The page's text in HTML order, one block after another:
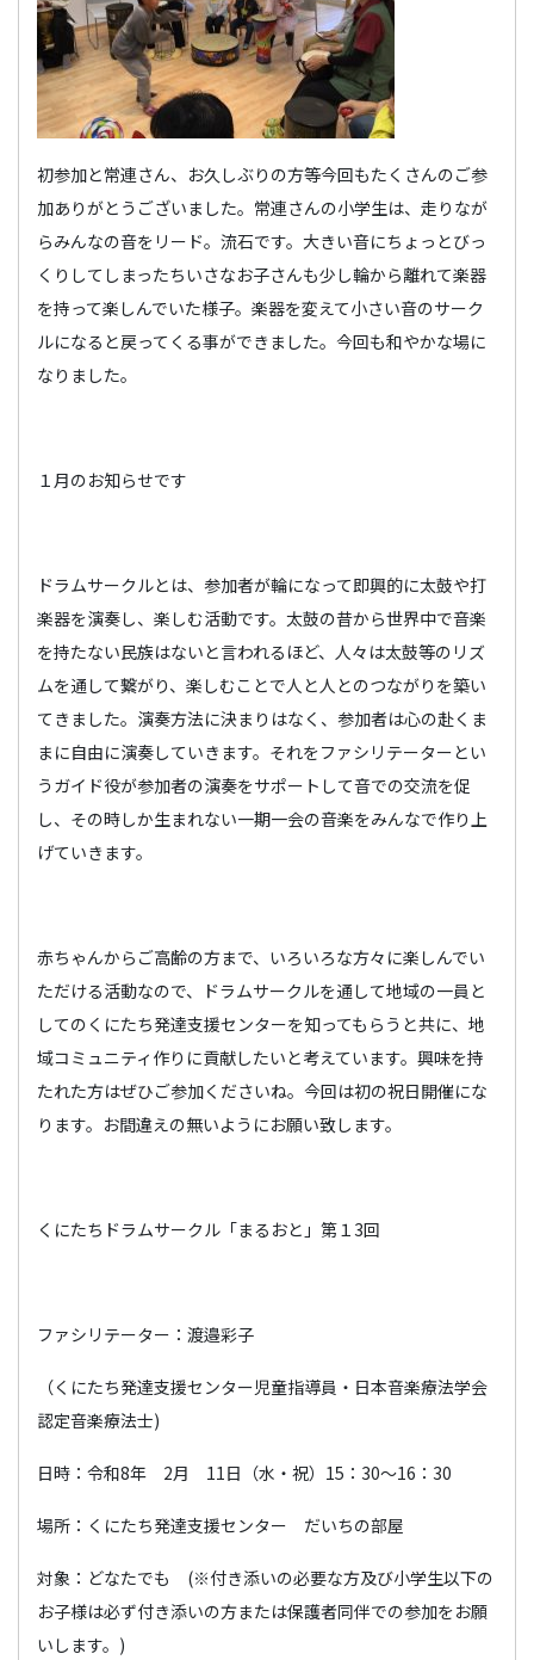
初参加と常連さん、お久しぶりの方等今回もたくさんのご参
加ありがとうございました。常連さんの小学生は、走りなが
らみんなの音をリード。流石です。大きい音にちょっとびっ
くりしてしまったちいさなお子さんも少し輪から離れて楽器
を持って楽しんでいた様子。楽器を変えて小さい音のサーク
ルになると戻ってくる事ができました。今回も和やかな場に
なりました。
１月のお知らせです
ドラムサークルとは、参加者が輪になって即興的に太鼓や打
楽器を演奏し、楽しむ活動です。太鼓の昔から世界中で音楽
を持たない民族はないと言われるほど、人々は太鼓等のリズ
ムを通して繋がり、楽しむことで人と人とのつながりを築い
てきました。演奏方法に決まりはなく、参加者は心の赴くま
まに自由に演奏していきます。それをファシリテーターとい
うガイド役が参加者の演奏をサポートして音での交流を促
し、その時しか生まれない一期一会の音楽をみんなで作り上
げていきます。
赤ちゃんからご高齢の方まで、いろいろな方々に楽しんでい
ただける活動なので、ドラムサークルを通して地域の一員と
してのくにたち発達支援センターを知ってもらうと共に、地
域コミュニティ作りに貢献したいと考えています。興味を持
たれた方はぜひご参加くださいね。今回は初の祝日開催にな
ります。お間違えの無いようにお願い致します。
くにたちドラムサークル「まるおと」第１3回
ファシリテーター：渡邉彩子
（くにたち発達支援センター児童指導員・日本音楽療法学会
認定音楽療法士)
日時：令和8年 2月 11日（水・祝）15：30～16：30
場所：くにたち発達支援センター だいちの部屋
対象：どなたでも (※付き添いの必要な方及び小学生以下の
お子様は必ず付き添いの方または保護者同伴での参加をお願
いします。)